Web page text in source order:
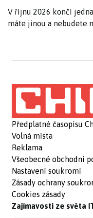
V říjnu 2026 končí
máte jinou a nebudete
Předplatné časopisu
Volná místa
Reklama
Všeobecné obchodní
Nastavení soukromí
Zásady ochrany
Cookies zásady
Zajímavosti ze světa